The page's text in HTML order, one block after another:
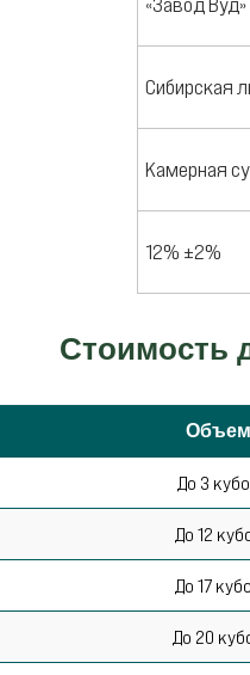
Сибирская
Камерная
12% ±2%
Стоимость
Объем
До 3
До 12
До 17
До 20